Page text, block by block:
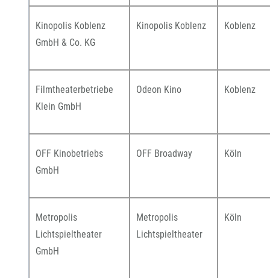
Kinopolis Koblenz
GmbH & Co. KG
Kinopolis Koblenz Koblenz
Filmtheaterbetriebe
Klein GmbH
Odeon Kino Koblenz
OFF Kinobetriebs
GmbH
OFF Broadway Köln
Metropolis
Lichtspieltheater
GmbH
Metropolis
Lichtspieltheater
Köln